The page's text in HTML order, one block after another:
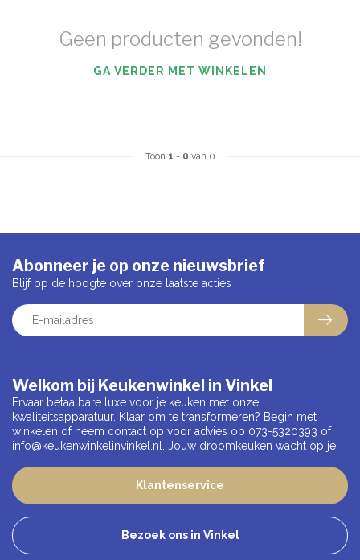
Geen producten gevonden!
GA VERDER MET WINKELEN
Toon 1 - 0 van 0
Welkom bij Keukenwinkel in Vinkel
Ervaar betaalbare luxe voor je keuken met onze
kwaliteitsapparatuur. Klaar om te transformeren? Begin met
winkelen of neem contact op voor advies op 073-5320393 of
info@keukenwinkelinvinkel.nl
. Jouw droomkeuken wacht op je!
Klantenservice
Bezoek ons in Vinkel
Abonneer je op onze nieuwsbrief
Blijf op de hoogte over onze laatste acties